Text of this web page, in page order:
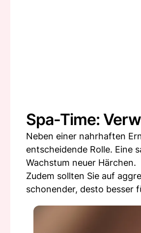
Spa-Time:
Neben einer nahrhaften
entscheidende Rolle. Eine
Wachstum neuer Härchen.
Zudem sollten Sie auf
schonender, desto besser